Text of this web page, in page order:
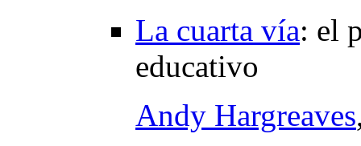
La cuarta vía: el
educativo
Andy Hargreaves